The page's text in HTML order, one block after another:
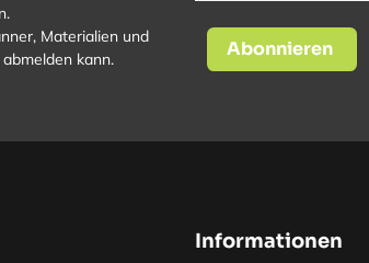
Materialien und
kann.
Abonnieren
Informationen